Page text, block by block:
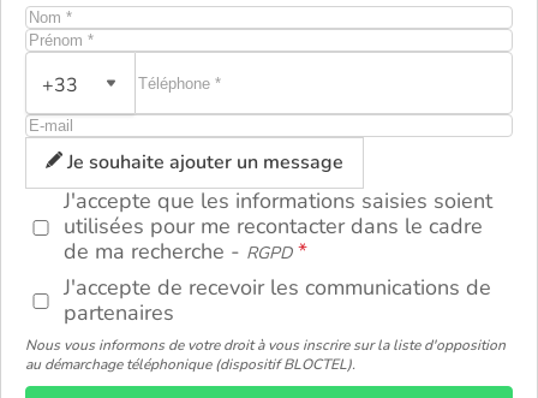
+33
Je souhaite ajouter un message
J'accepte que les informations saisies soient
utilisées pour me recontacter dans le cadre
de ma recherche - RGPD
J'accepte de recevoir les communications de
partenaires
Nous vous informons de votre droit à vous inscrire sur la liste d'opposition
au démarchage téléphonique (dispositif BLOCTEL).
ou